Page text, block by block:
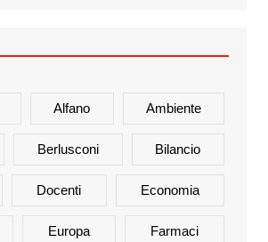
Alfano Ambiente
Berlusconi Bilancio
Docenti Economia
Europa Farmaci